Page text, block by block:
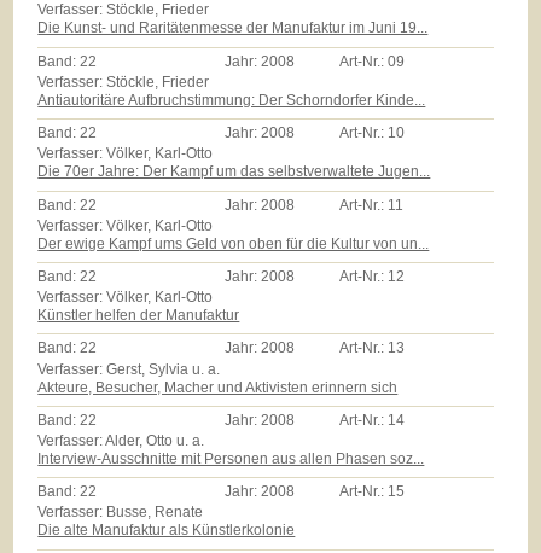
Verfasser: Stöckle, Frieder
Die Kunst- und Raritätenmesse der Manufaktur im Juni 19...
Band: 22 Jahr: 2008 Art-Nr.:09
Verfasser: Stöckle, Frieder
Antiautoritäre Aufbruchstimmung: Der Schorndorfer Kinde...
Band:22 Jahr:2008 Art-Nr.: 10
Verfasser: Völker, Karl-Otto
Die 70er Jahre: Der Kampf um das selbstverwaltete Jugen...
Band: 22 Jahr: 2008 Art-Nr.: 11
Verfasser: Völker, Karl-Otto
Der ewige Kampf ums Geld von oben für die Kultur von un...
Band:22 Jahr:2008 Art-Nr.: 12
Verfasser: Völker, Karl-Otto
Künstler helfen der Manufaktur
Band:22 Jahr:2008 Art-Nr.: 13
Verfasser: Gerst, Sylvia u. a.
Akteure, Besucher, Macher und Aktivisten erinnern sich
Band:22 Jahr:2008 Art-Nr.: 14
Verfasser: Alder, Otto u. a.
Interview-Ausschnitte mit Personen aus allen Phasen soz...
Band:22 Jahr:2008 Art-Nr.: 15
Verfasser: Busse, Renate
Die alte Manufaktur als Künstlerkolonie